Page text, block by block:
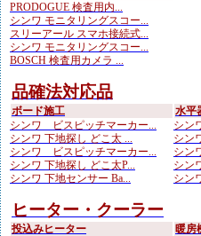
PRODOGUE 検査用内...
シンワ モニタリングスコー...
スリーアール スマホ接続式...
シンワ モニタリングスコー...
BOSCH 検査用カメラ ...
品確法対応品
ボード施工
シンワ ビスピッチマーカー...
シンワ 下地探し どこ太 ...
シンワ ビスピッチマーカー...
シンワ 下地探し どこ太P...
シンワ 下地センサー Ba...
水平
シン
シン
シン
シン
シン
ヒーター・クーラー
投込みヒーター
暖房